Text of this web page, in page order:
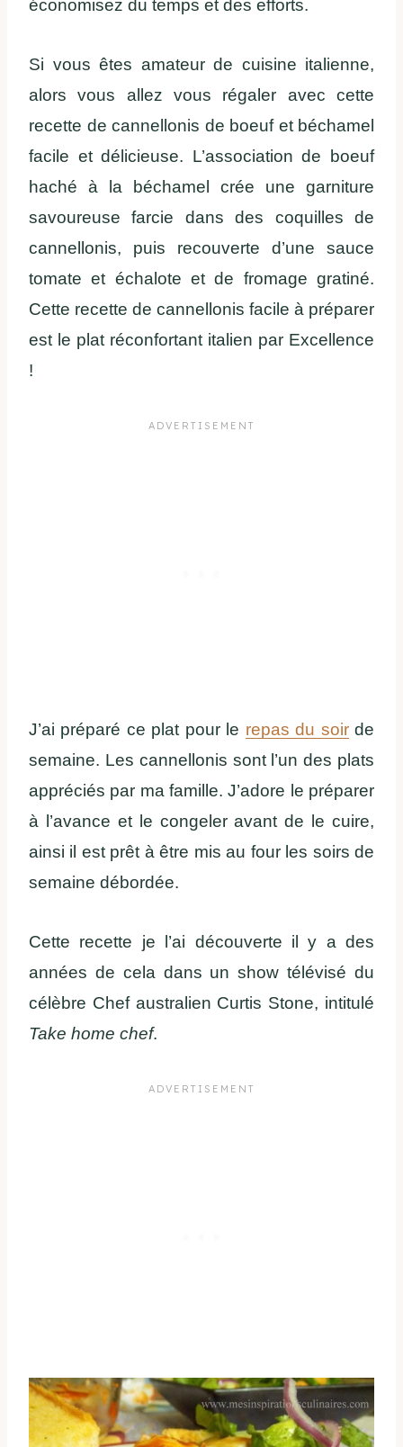
économisez du temps et des efforts.
Si vous êtes amateur de cuisine italienne,
alors vous allez vous régaler avec cette
recette de cannellonis de boeuf et béchamel
facile et délicieuse. L’association de boeuf
haché à la béchamel crée une garniture
savoureuse farcie dans des coquilles de
cannellonis, puis recouverte d’une sauce
tomate et échalote et de fromage gratiné.
Cette recette de cannellonis facile à préparer
est le plat réconfortant italien par Excellence
!
J’ai préparé ce plat pour le repas du soirde
semaine. Les cannellonis sont l’un des plats
appréciés par ma famille. J’adore le préparer
à l’avance et le congeler avant de le cuire,
ainsi il est prêt à être mis au four les soirs de
semaine débordée.
Cette recette je l’ai découverte il y a des
années de cela dans un show télévisé du
célèbre Chef australien Curtis Stone, intitulé
Take home chef.